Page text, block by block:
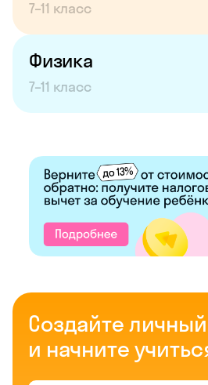
7–11 класс
Физика
7–11 класс
Создайте
и начните